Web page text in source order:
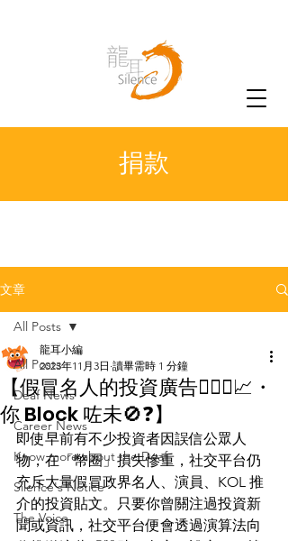
捐款
文章
All Posts
Deaf News
Career News
Know more about the Deaf
Silence's Notice
The Voice
All Posts
【假冒名人的投資廣告💁🏻‍♀️📈・
你 Block 咗未🚫❓】
龍耳小編
2023年11月3日 讀畢需時 1 分鐘
即使早前有不少投資者因誤信公眾人
物，在「幣圈」損失慘重，社交平台仍
充斥大量假冒政界名人、演員、KOL 推
介的投資貼文。只要你曾關注過投資新
聞或資訊，社交平台便會透過演算法向